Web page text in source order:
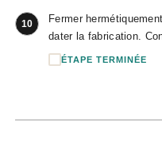
10
Fermer
dater la fabrication.
ÉTAPE TERMINÉE